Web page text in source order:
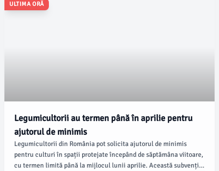
ULTIMA ORĂ
Legumicultorii au termen până în aprilie pentru
ajutorul de minimis
Legumicultorii din România pot solicita ajutorul de minimis
pentru culturi în spații protejate începând de săptămâna viitoare,
cu termen limită până la mijlocul lunii aprilie. Această subvenție